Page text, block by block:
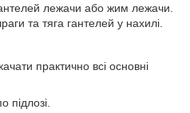
лежачи або жим лежачи.
та тяга гантелей у нахилі.
практично всі основні
підлозі.